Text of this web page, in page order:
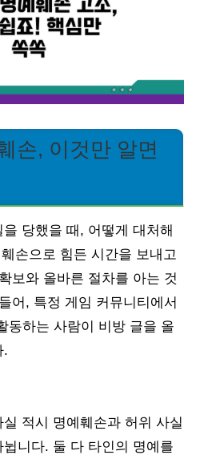
손, 이것만 알면
당했을 때, 어떻게 대처해
손으로 힘든 시간을 보내고
보와 올바른 절차를 아는 것
어, 특정 게임 커뮤니티에서
동하는 사람이 비방 글을 올
.
적시 명예훼손과 허위 사실
니다. 둘 다 타인의 명예를